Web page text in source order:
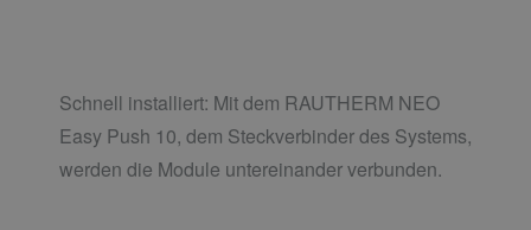
Schnell installiert: Mit dem RAUTHERM NEO
Easy Push 10, dem Steckverbinder des Systems,
werden die Module untereinander verbunden.